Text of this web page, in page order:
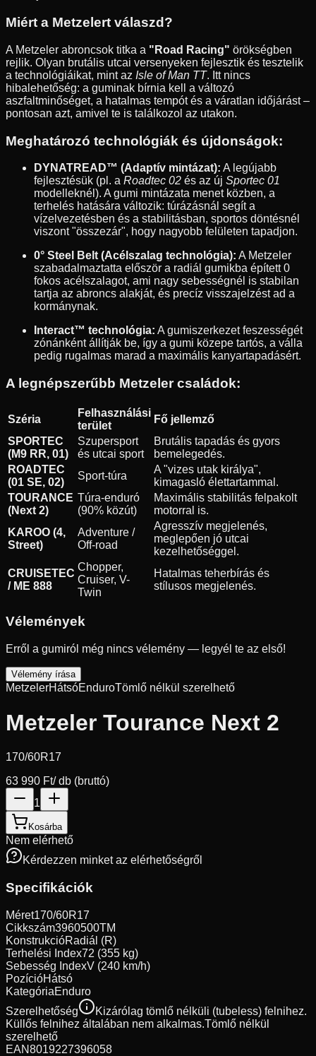
Miért a Metzelert válaszd?
A Metzeler abroncsok titka a "Road Racing" örökségben
rejlik. Olyan brutális utcai versenyeken fejlesztik és tesztelik
a technológiáikat, mint az Isle of Man TT. Itt nincs
hibalehetőség: a guminak bírnia kell a változó
aszfaltminőséget, a hatalmas tempót és a váratlan időjárást –
pontosan azt, amivel te is találkozol az utakon.
Meghatározó technológiák és újdonságok:
DYNATREAD™ (Adaptív mintázat): A legújabb
fejlesztésük (pl. a Roadtec 02 és az új Sportec 01
modelleknél). A gumi mintázata menet közben, a
terhelés hatására változik: túrázásnál segít a
vízelvezetésben és a stabilitásban, sportos döntésnél
viszont "összezár", hogy nagyobb felületen tapadjon.
0° Steel Belt (Acélszalag technológia): A Metzeler
szabadalmaztatta először a radiál gumikba épített 0
fokos acélszalagot, ami nagy sebességnél is stabilan
tartja az abroncs alakját, és precíz visszajelzést ad a
kormánynak.
Interact™ technológia: A gumiszerkezet feszességét
zónánként állítják be, így a gumi közepe tartós, a válla
pedig rugalmas marad a maximális kanyartapadásért.
A legnépszerűbb Metzeler családok:
Széria
Felhasználási
terület
Fő jellemző
SPORTEC
(M9 RR, 01)
Szupersport
és utcai sport
Brutális tapadás és gyors
bemelegedés.
ROADTEC
(01 SE, 02)
Sport-túra
A "vizes utak királya",
kimagasló élettartammal.
TOURANCE
(Next 2)
Túra-enduró
(90% közút)
Maximális stabilitás felpakolt
motorral is.
KAROO (4,
Street)
Adventure /
Off-road
Agresszív megjelenés,
meglepően jó utcai
kezelhetőséggel.
CRUISETEC
/ ME 888
Chopper,
Cruiser, V-
Twin
Hatalmas teherbírás és
stílusos megjelenés.
Vélemények
Erről a gumiról még nincs vélemény — legyél te az első!
Vélemény írása
MetzelerHátsóEnduroTömlő nélkül szerelhető
Metzeler Tourance Next 2
170/60R17
63 990 Ft/ db (bruttó)
1
Kosárba
Nem elérhető
Kérdezzen minket az elérhetőségről
Specifikációk
Méret170/60R17
Cikkszám3960500TM
KonstrukcióRadiál (R)
Terhelési Index72 (355 kg)
Sebesség IndexV (240 km/h)
PozícióHátsó
KategóriaEnduro
Szerelhetőség
Kizárólag tömlő nélküli (tubeless) felnihez.
Küllős felnihez általában nem alkalmas.Tömlő nélkül
szerelhető
EAN8019227396058